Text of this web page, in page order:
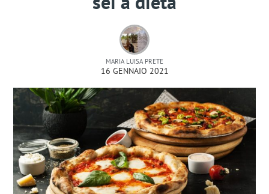
MARIA LUISA PRETE
16 GENNAIO 2021